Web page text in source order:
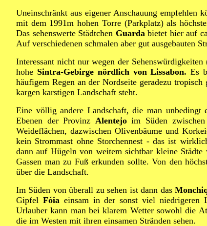
Uneinschränkt aus eigener Anschauung empfehlen
mit dem 1991m hohen Torre (Parkplatz) als
Das sehenswerte Städtchen Guardabietet hier auf
Auf verschiedenen schmalen aber gut ausgebauten
Interessant nicht nur wegen der
hohe Sintra-Gebirge nördlich von Lissabon. Es
häufigem Regen an der Nordseite geradezu
kargen karstigen Landschaft steht.
Eine völlig andere Landschaft, die man
Ebenen der Provinz Alentejoim Süden zwischen
Weideflächen, dazwischen Olivenbäume und
kein Strommast ohne Storchennest - das ist
dann auf Hügeln von weitem sichtbar kleine
Gassen man zu Fuß erkunden sollte. Von den
über die Landschaft.
Im Süden von überall zu sehen ist dann das
Gipfel Fóia einsam in der sonst viel niedrigeren
Urlauber kann man bei klarem Wetter sowohl die
die im Westen mit ihren einsamen Stränden sehen.